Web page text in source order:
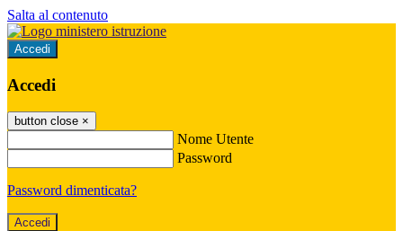
Salta al contenuto
Accedi
Accedi
button close ×
Nome Utente
Password
Password dimenticata?